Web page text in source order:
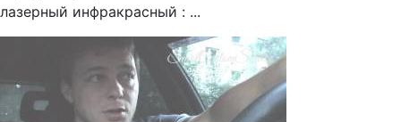
лазерный инфракрасный : ...